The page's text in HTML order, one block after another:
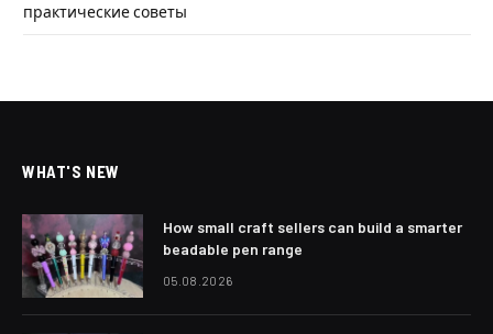
практические советы
WHAT'S NEW
How small craft sellers can build a smarter
beadable pen range
05.08.2026